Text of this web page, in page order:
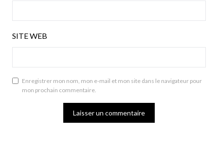
SITE WEB
Enregistrer mon nom, mon e-mail et mon site dans le navigateur pour
mon prochain commentaire.